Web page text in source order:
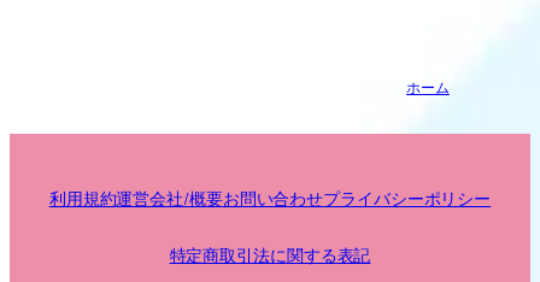
ホーム
利用規約運営会社/概要お問い合わせプライバシーポリシー
特定商取引法に関する表記